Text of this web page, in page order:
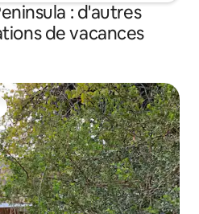
: d'autres
de vacances